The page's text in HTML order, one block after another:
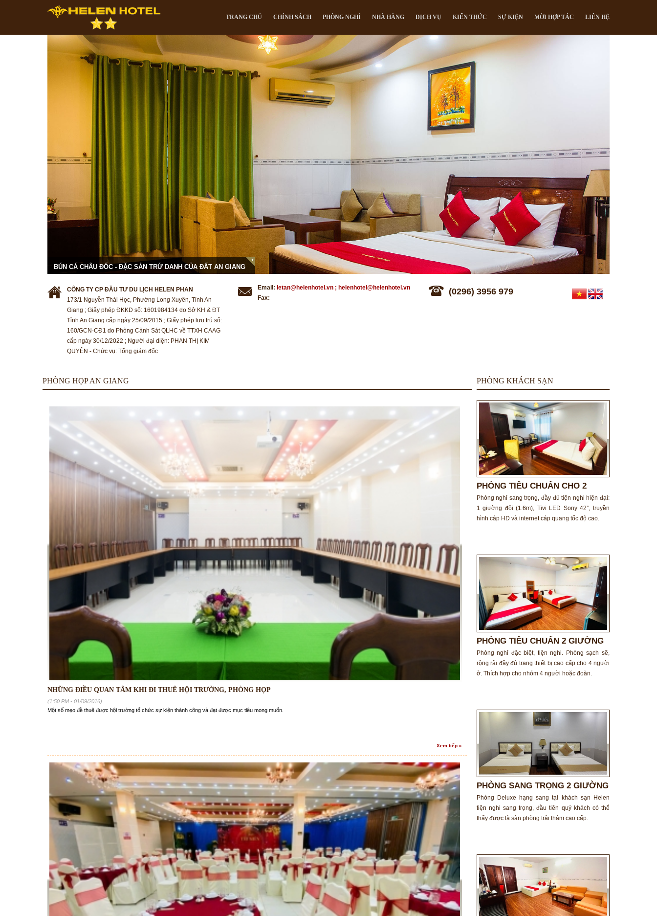
TRANG CHỦ CHÍNH SÁCH PHÒNG NGHỈ NHÀ HÀNG DỊCH VỤ KIẾN THỨC SỰ KIỆN MỜI HỢP TÁC LIÊN HỆ
BÚN CÁ CHÂU ĐỐC - ĐẶC SẢN TRỨ DANH CỦA ĐẤT AN GIANG
CÔNG TY CP ĐẦU TƯ DU LỊCH HELEN PHAN
173/1 Nguyễn Thái Học, Phường Long Xuyên, Tỉnh An
Giang ; Giấy phép ĐKKD số: 1601984134 do Sở KH & ĐT
Tỉnh An Giang cấp ngày 25/09/2015 ; Giấy phép lưu trú số:
160/GCN-CĐ1 do Phòng Cảnh Sát QLHC về TTXH CAAG
cấp ngày 30/12/2022 ; Người đại diện: PHAN THỊ KIM
QUYÊN - Chức vụ: Tổng giám đốc
Email: letan@helenhotel.vn ; helenhotel@helenhotel.vn
Fax:
(0296) 3956 979
PHÒNG HỌP AN GIANG
NHỮNG ĐIỀU QUAN TÂM KHI ĐI THUÊ HỘI TRƯỜNG, PHÒNG HỌP
(1:50 PM - 01/09/2016)
Một số mẹo đề thuê được hội trường tổ chức sự kiện thành công và đạt được mục tiêu mong muốn.
Xem tiếp »
PHÒNG KHÁCH SẠN
PHÒNG TIÊU CHUẨN CHO 2
NGƯỜI
Phòng nghỉ sang trọng, đầy đủ tiện nghi hiện đại:
1 giường đôi (1.6m), Tivi LED Sony 42”, truyền
hình cáp HD và internet cáp quang tốc độ cao.
PHÒNG TIÊU CHUẨN 2 GIƯỜNG
ĐÔI
Phòng nghỉ đặc biệt, tiện nghi. Phòng sạch sẽ,
rộng rãi đầy đủ trang thiết bị cao cấp cho 4 người
ở. Thích hợp cho nhóm 4 người hoặc đoàn.
PHÒNG SANG TRỌNG 2 GIƯỜNG
ĐƠN
Phòng Deluxe hạng sang tại khách sạn Helen
tiện nghi sang trọng, đầu tiên quý khách có thể
thấy được là sàn phòng trải thảm cao cấp.